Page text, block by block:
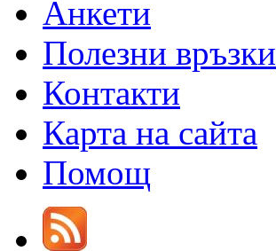
Анкети
Полезни връзки
Контакти
Карта на сайта
Помощ